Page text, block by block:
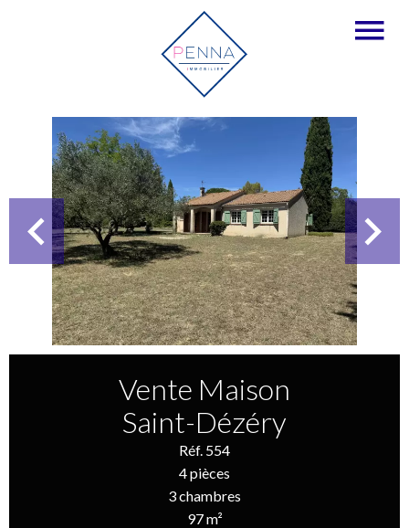
Vente Maison
Saint-Dézéry
Réf. 554
4 pièces
3 chambres
97 m²